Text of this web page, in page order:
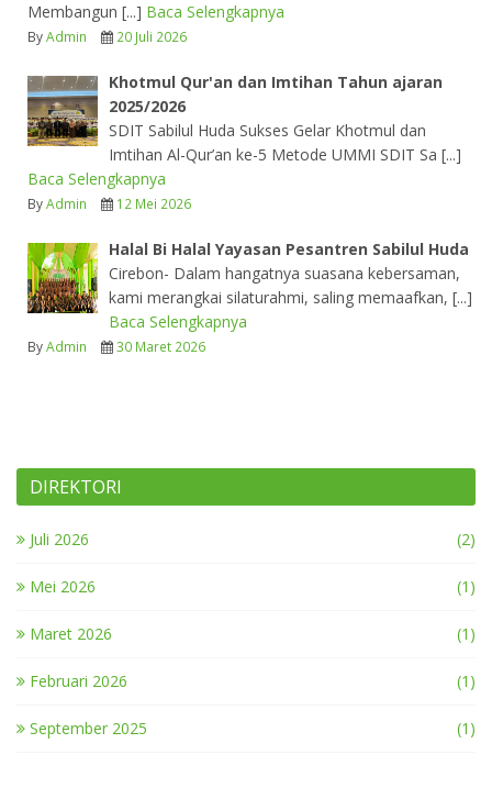
Membangun [...] Baca Selengkapnya
ByAdmin 20 Juli 2026
Khotmul Qur'an dan Imtihan Tahun ajaran
2025/2026
SDIT Sabilul Huda Sukses Gelar Khotmul dan
Imtihan Al-Qur’an ke-5 Metode UMMI SDIT Sa [...]
Baca Selengkapnya
ByAdmin 12 Mei 2026
Halal Bi Halal Yayasan Pesantren Sabilul Huda
Cirebon- Dalam hangatnya suasana kebersaman,
kami merangkai silaturahmi, saling memaafkan, [...]
Baca Selengkapnya
ByAdmin 30 Maret 2026
DIREKTORI
Juli 2026 (2)
Mei 2026 (1)
Maret 2026 (1)
Februari 2026 (1)
September 2025 (1)